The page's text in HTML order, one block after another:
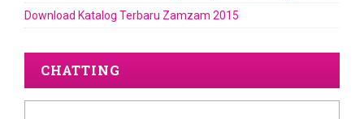
Download Katalog Terbaru Zamzam 2015
CHATTING